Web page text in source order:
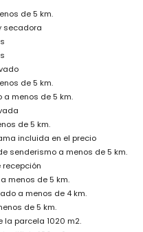
entretenimiento y ocio para
discoteca, bar, paseo (El Arenal y
la casa)
y cultura en Xàbia, Costa
de Xàbia), iglesia (Virgen de
Histórico, Xàbia), monumento
(Pueblo Histórico, Xàbia)
Xàbia) (a menos de 5 kilómetros
de la Vila y Dénia) (a menos de
senderismo, ciclismo de montaña,
kayak, pesca, buceo, snorkel, surf
de la villa)
menos de 10 kilómetros de la villa)
de 5 km.
secadora
de 5 km.
a menos de 5 km.
de 5 km.
incluida en el precio
senderismo a menos de 5 km.
recepción
menos de 5 km.
a menos de 4 km.
de 5 km.
la parcela 1020 m2.